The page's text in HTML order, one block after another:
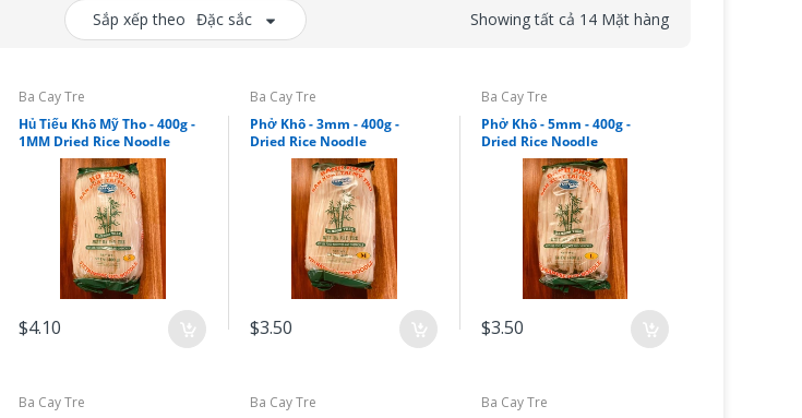
Sắp xếp theo Đặc sắc Showing tất cả 14 Mặt hàng
Ba Cay Tre
Hủ Tiếu Khô Mỹ Tho - 400g -
1MM Dried Rice Noodle
$4.10
Ba Cay Tre
Phở Khô - 3mm - 400g -
Dried Rice Noodle
$3.50
Ba Cay Tre
Phở Khô - 5mm - 400g -
Dried Rice Noodle
$3.50
Ba Cay Tre
Ba Cay Tre
Ba Cay Tre